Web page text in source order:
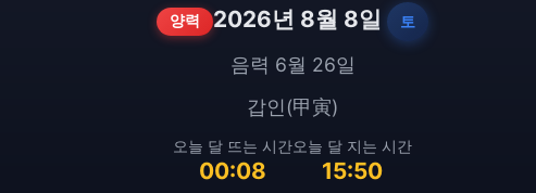
양력 2026년 8월 8일 토
음력 6월 26일
갑인(甲寅)
오늘 달 뜨는 시간
00:08
오늘 달 지는 시간
15:50